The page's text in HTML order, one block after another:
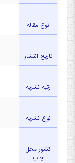
نوع مقاله
تاریخ انتشار
رتبه نشریه
نوع نشریه
کشور محل
چاپ